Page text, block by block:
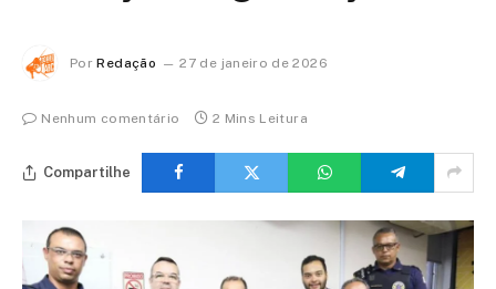
Por Redação 27 de janeiro de 2026
Nenhum comentário 2 Mins Leitura
Compartilhe